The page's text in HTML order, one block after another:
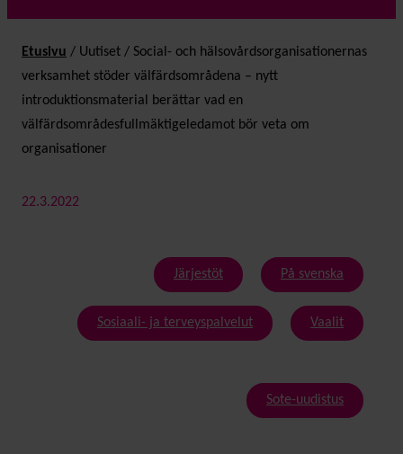
Etusivu / Uutiset / Social- och hälsovårdsorganisationernas
verksamhet stöder välfärdsområdena – nytt
introduktionsmaterial berättar vad en
välfärdsområdesfullmäktigeledamot bör veta om
organisationer
22.3.2022
Järjestöt På svenska
Sosiaali- ja terveyspalvelut Vaalit
Sote-uudistus